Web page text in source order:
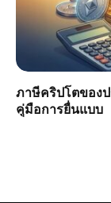
ภาษีคริปโตของ
คู่มือการยื่นแบบ